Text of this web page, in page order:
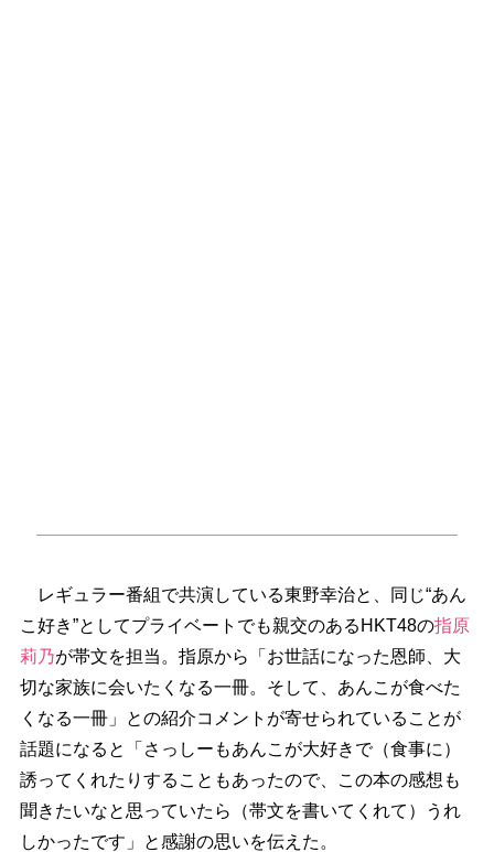
レギュラー番組で共演している東野幸治と、同じ“あん
こ好き”としてプライベートでも親交のあるHKT48の指原
莉乃が帯文を担当。指原から「お世話になった恩師、大
切な家族に会いたくなる一冊。そして、あんこが食べた
くなる一冊」との紹介コメントが寄せられていることが
話題になると「さっしーもあんこが大好きで（食事に）
誘ってくれたりすることもあったので、この本の感想も
聞きたいなと思っていたら（帯文を書いてくれて）うれ
しかったです」と感謝の思いを伝えた。